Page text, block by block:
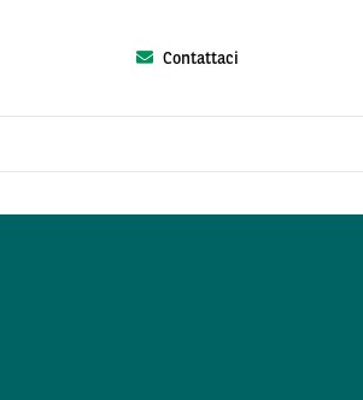
Contattaci